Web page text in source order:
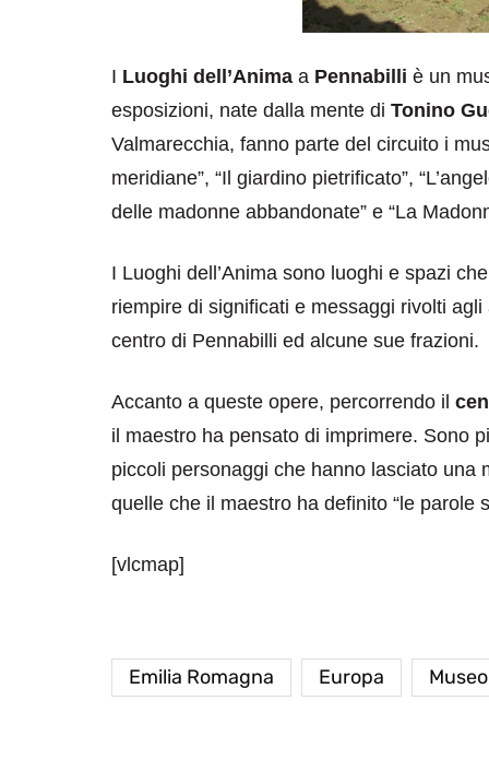
I Luoghi dell’Anima a Pennabilli è un
esposizioni, nate dalla mente di Tonino
Valmarecchia, fanno parte del circuito i
meridiane”, “Il giardino pietrificato”,
delle madonne abbandonate” e “La
I Luoghi dell’Anima sono luoghi e spazi
riempire di significati e messaggi rivolti
centro di Pennabilli ed alcune sue frazioni.
Accanto a queste opere, percorrendo il
il maestro ha pensato di imprimere. Sono
piccoli personaggi che hanno lasciato una
quelle che il maestro ha definito “le parole
[vlcmap]
Emilia Romagna Europa Museo